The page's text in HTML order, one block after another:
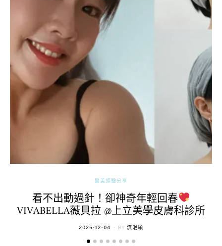
醫美經驗分享
看不出動過針！卻神奇年輕回春
VIVABELLA薇貝拉 @上立美學皮膚科診所
POSTED
2025-12-04 BY 流氓顆